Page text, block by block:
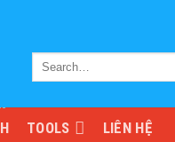
TOOLS LIÊN HỆ